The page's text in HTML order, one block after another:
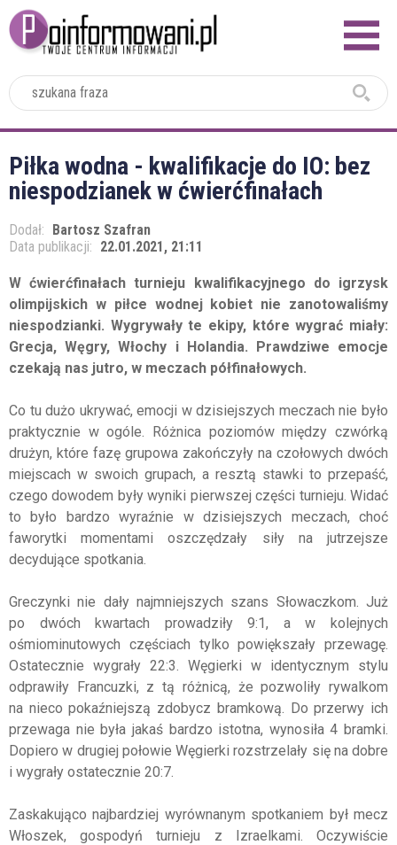
Piłka wodna - kwalifikacje do IO: bez
niespodzianek w ćwierćfinałach
Dodał: Bartosz Szafran
Data publikacji: 22.01.2021, 21:11
W ćwierćfinałach turnieju kwalifikacyjnego do igrzysk
olimpijskich w piłce wodnej kobiet nie zanotowaliśmy
niespodzianki. Wygrywały te ekipy, które wygrać miały:
Grecja, Węgry, Włochy i Holandia. Prawdziwe emocje
czekają nas jutro, w meczach półfinałowych.
Co tu dużo ukrywać, emocji w dzisiejszych meczach nie było
praktycznie w ogóle. Różnica poziomów między czwórką
drużyn, które fazę grupowa zakończyły na czołowych dwóch
miejscach w swoich grupach, a resztą stawki to przepaść,
czego dowodem były wyniki pierwszej części turnieju. Widać
to było bardzo wyraźnie w dzisiejszych meczach, choć
faworytki momentami oszczędzały siły na jutrzejsze
decydujące spotkania.
Greczynki nie dały najmniejszych szans Słowaczkom. Już
po dwóch kwartach prowadziły 9:1, a w kolejnych
ośmiominutowych częściach tylko powiększały przewagę.
Ostatecznie wygrały 22:3. Węgierki w identycznym stylu
odprawiły Francuzki, z tą różnicą, że pozwoliły rywalkom
na nieco pokaźniejszą zdobycz bramkową. Do przerwy ich
przewaga nie była jakaś bardzo istotna, wynosiła 4 bramki.
Dopiero w drugiej połowie Węgierki rozstrzelały się na dobre
i wygrały ostatecznie 20:7.
Zaskakująco najbardziej wyrównanym spotkaniem był mecz
Włoszek, gospodyń turnieju z Izraelkami. Oczywiście